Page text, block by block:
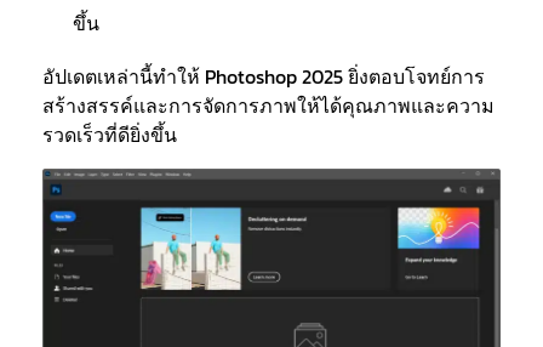
ขึ้น
อัปเดตเหล่านี้ทำให้ Photoshop 2025 ยิ่งตอบโจทย์การ
สร้างสรรค์และการจัดการภาพให้ได้คุณภาพและความ
รวดเร็วที่ดียิ่งขึ้น